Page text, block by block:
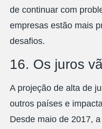
de continuar com
empresas estão mais
desafios.
16. Os juros
A projeção de alta de
outros países e
Desde maio de 2017,